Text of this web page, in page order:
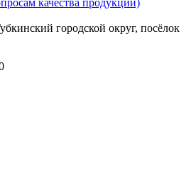
качества продукции)
городской округ, посёлок